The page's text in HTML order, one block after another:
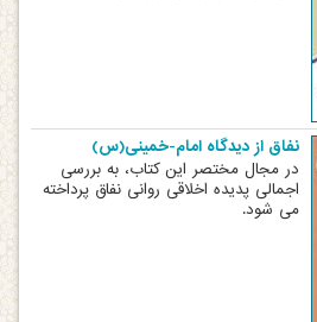
نفاق از دیدگاه امام-خمینی(س)
در مجال مختصر این کتاب، به بررسی
اجمالی پدیده اخلاقی روانی نفاق پرداخته
می شود.